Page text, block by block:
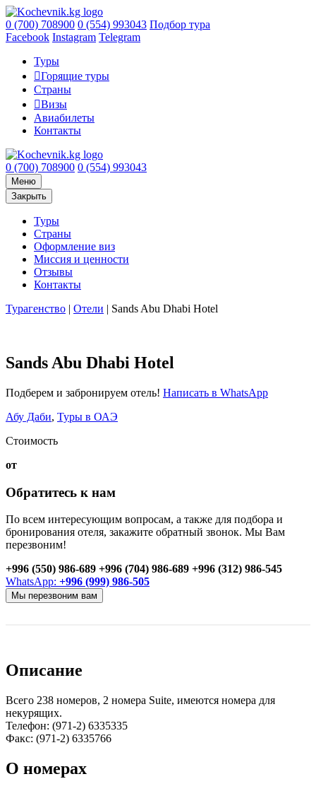
0 (700) 708900 0 (554) 993043 Подбор тура
Facebook Instagram Telegram
Туры
Горящие туры
Страны
Визы
Авиабилеты
Контакты
0 (700) 708900 0 (554) 993043
Меню
Закрыть
Туры
Страны
Оформление виз
Миссия и ценности
Отзывы
Контакты
Турагенство | Отели | Sands Abu Dhabi Hotel
Sands Abu Dhabi Hotel
Подберем и забронируем отель! Написать в WhatsApp
Абу Даби, Туры в ОАЭ
Стоимость
от
Обратитесь к нам
По всем интересующим вопросам, а также для подбора и
бронирования отеля, закажите обратный звонок. Мы Вам
перезвоним!
+996 (550) 986-689 +996 (704) 986-689 +996 (312) 986-545
WhatsApp: +996 (999) 986-505
Мы перезвоним вам
Описание
Всего 238 номеров, 2 номера Suite, имеются номера для
некурящих.
Телефон: (971-2) 6335335
Факс: (971-2) 6335766
О номерах